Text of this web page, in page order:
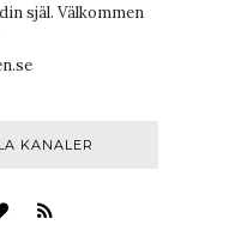
själ. Välkommen
KANALER